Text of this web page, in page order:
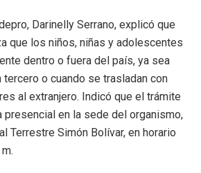
Darinelly Serrano, explicó que
que los niños, niñas y adolescentes
dentro o fuera del país, ya sea
tercero o cuando se trasladan con
al extranjero. Indicó que el trámite
presencial en la sede del organismo,
Terrestre Simón Bolívar, en horario